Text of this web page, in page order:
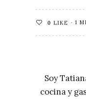
0 LIKE 1
Soy
cocina y